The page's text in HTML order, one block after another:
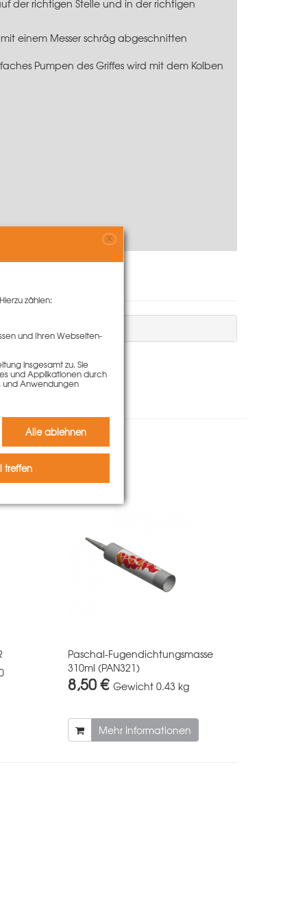
der richtigen Stelle und in der richtigen
einem Messer schräg abgeschnitten
Pumpen des Griffes wird mit dem Kolben
auch
Paschal-Fugendichtungsmasse
310ml (PAN321)
8,50 € Gewicht 0.43 kg
Mehr Informationen
X
zählen:
und Ihren Webseiten-
insgesamt zu. Sie
und Applikationen durch
und Anwendungen
Alle ablehnen
treffen